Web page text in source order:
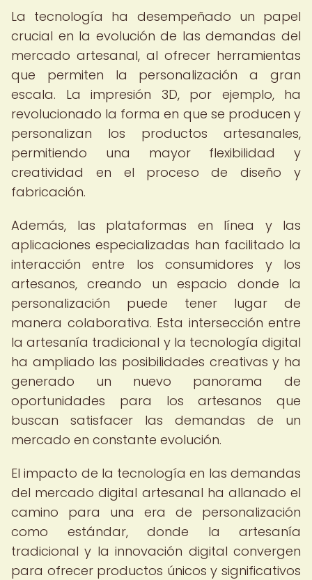
La tecnología ha desempeñado un papel
crucial en la evolución de las demandas del
mercado artesanal, al ofrecer herramientas
que permiten la personalización a gran
escala. La impresión 3D, por ejemplo, ha
revolucionado la forma en que se producen y
personalizan los productos artesanales,
permitiendo una mayor flexibilidad y
creatividad en el proceso de diseño y
fabricación.
Además, las plataformas en línea y las
aplicaciones especializadas han facilitado la
interacción entre los consumidores y los
artesanos, creando un espacio donde la
personalización puede tener lugar de
manera colaborativa. Esta intersección entre
la artesanía tradicional y la tecnología digital
ha ampliado las posibilidades creativas y ha
generado un nuevo panorama de
oportunidades para los artesanos que
buscan satisfacer las demandas de un
mercado en constante evolución.
El impacto de la tecnología en las demandas
del mercado digital artesanal ha allanado el
camino para una era de personalización
como estándar, donde la artesanía
tradicional y la innovación digital convergen
para ofrecer productos únicos y significativos